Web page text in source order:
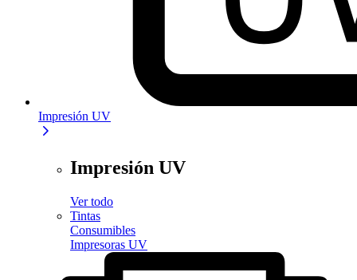
Impresión UV
Impresión UV
Ver todo
Tintas
Consumibles
Impresoras UV